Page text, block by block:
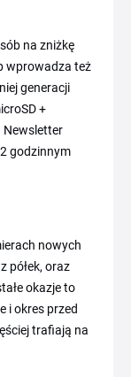
na zniżkę
wprowadza też
generacji
+
Newsletter
godzinnym
nowych
półek, oraz
okazje to
i okres przed
trafiają na